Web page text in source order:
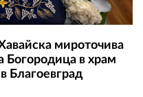
мироточива
Богородица в храм
Благоевград